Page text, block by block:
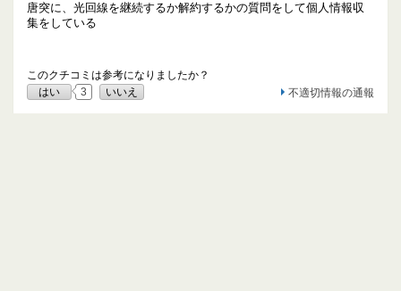
唐突に、光回線を継続するか解約するかの質問をして個人情報収
集をしている
このクチコミは参考になりましたか？
はい
3 いいえ 不適切情報の通報